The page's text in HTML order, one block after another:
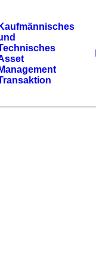
Kaufmännisches
Management